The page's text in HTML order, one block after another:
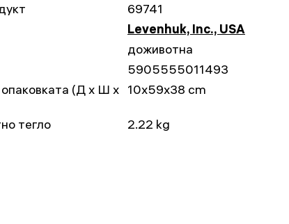
69741
Levenhuk, Inc., USA
доживотна
5905555011493
(Д x Ш x 10x59x38 cm
тегло 2.22 kg